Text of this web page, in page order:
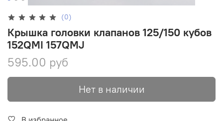
(0)
Крышка головки клапанов 125/150 кубов
152QMI 157QMJ
595.00 руб
Нет в наличии